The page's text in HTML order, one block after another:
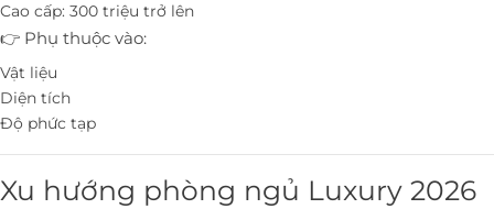
Cao cấp: 300 triệu trở lên
👉 Phụ thuộc vào:
Vật liệu
Diện tích
Độ phức tạp
Xu hướng phòng ngủ Luxury 2026